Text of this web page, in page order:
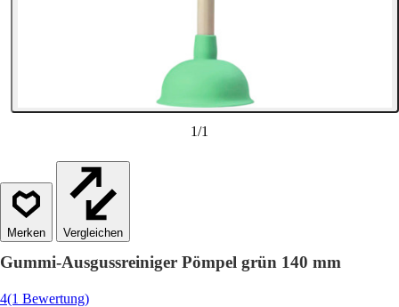
1/1
Vergleichen
Gummi-Ausgussreiniger Pömpel grün 140 mm
4(1 Bewertung)